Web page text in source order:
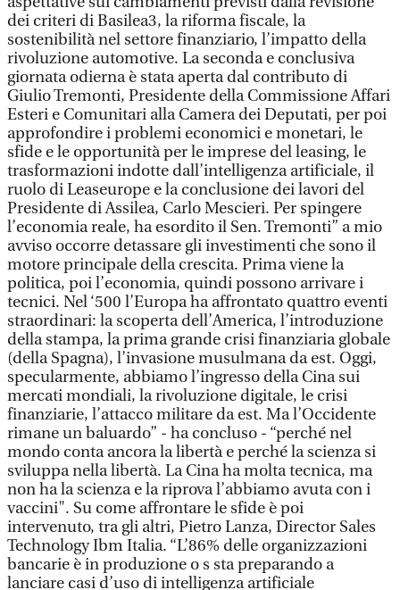
dei criteri di Basilea3, la riforma fiscale, la
sostenibilità nel settore finanziario, l’impatto della
rivoluzione automotive. La seconda e conclusiva
giornata odierna è stata aperta dal contributo di
Giulio Tremonti, Presidente della Commissione Affari
Esteri e Comunitari alla Camera dei Deputati, per poi
approfondire i problemi economici e monetari, le
sfide e le opportunità per le imprese del leasing, le
trasformazioni indotte dall’intelligenza artificiale, il
ruolo di Leaseurope e la conclusione dei lavori del
Presidente di Assilea, Carlo Mescieri. Per spingere
l’economia reale, ha esordito il Sen. Tremonti” a mio
avviso occorre detassare gli investimenti che sono il
motore principale della crescita. Prima viene la
politica, poi l’economia, quindi possono arrivare i
tecnici. Nel ‘500 l’Europa ha affrontato quattro eventi
straordinari: la scoperta dell’America, l’introduzione
della stampa, la prima grande crisi finanziaria globale
(della Spagna), l’invasione musulmana da est. Oggi,
specularmente, abbiamo l’ingresso della Cina sui
mercati mondiali, la rivoluzione digitale, le crisi
finanziarie, l’attacco militare da est. Ma l’Occidente
rimane un baluardo” - ha concluso - “perché nel
mondo conta ancora la libertà e perché la scienza si
sviluppa nella libertà. La Cina ha molta tecnica, ma
non ha la scienza e la riprova l’abbiamo avuta con i
vaccini". Su come affrontare le sfide è poi
intervenuto, tra gli altri, Pietro Lanza, Director Sales
Technology Ibm Italia. “L’86% delle organizzazioni
bancarie è in produzione o s sta preparando a
lanciare casi d’uso di intelligenza artificiale